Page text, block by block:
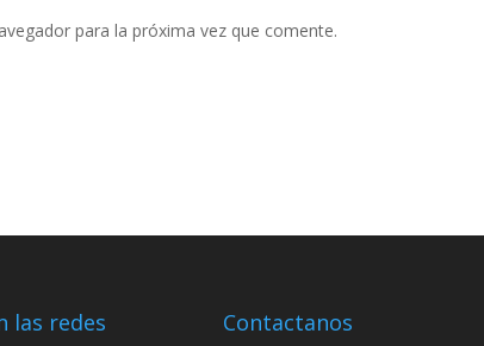
para la próxima vez que comente.
las redes Contactanos